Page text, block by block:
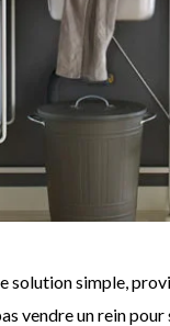
solution simple,
vendre un rein